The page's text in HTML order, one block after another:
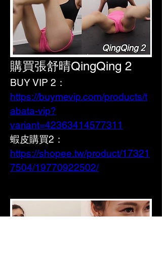
購買張舒晴QingQing 2
BUY VIP 2：
https://buymevip.com/products/t
abata-vip?
variant=42363414577311
https://shopee.tw/product/17321
7504/19770922502/